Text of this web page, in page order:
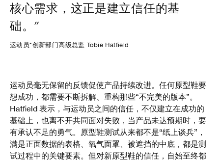
核心需求，这正是建立信任的基
础。”
运动员*创新部门高级总监 Tobie Hatfield
运动员毫无保留的反馈促使产品持续改进。任何原型鞋要
想成功，都需要不断拆解、重构那些“不完美的版本”。
Hatfield 表示，与运动员之间的信任，不仅建立在成功的
基础上，也离不开共同面对失败，当产品未达预期时，要
有承认不足的勇气。原型鞋测试从来都不是“纸上谈兵”，
满是正面数据的表格、氧气面罩、被遮挡的中底，都是测
试过程中的关键要素。但对新原型鞋的信任，自始至终都